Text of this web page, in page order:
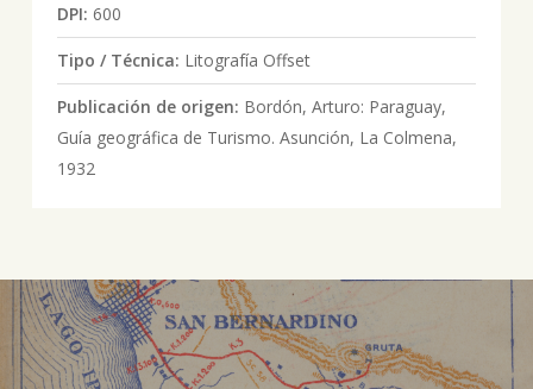
DPI: 600
Tipo / Técnica: Litografía Offset
Publicación de origen: Bordón, Arturo: Paraguay,
Guía geográfica de Turismo. Asunción, La Colmena,
1932